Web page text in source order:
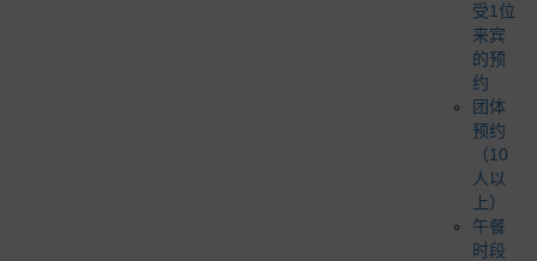
受1位
来宾
的预
约
团体
预约
（10
人以
上）
午餐
时段